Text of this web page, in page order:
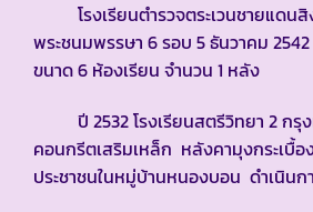
โรงเรียนตำรวจตระเวนชายแดนสิง
พระชนมพรรษา 6 รอบ 5 ธันวาคม
ขนาด 6 ห้องเรียน จำนวน 1 หลัง
ปี 2532 โรงเรียนสตรีวิทยา 2 กรุง
คอนกรีตเสริมเหล็ก หลังคามุงกระเบื้อ
ประชาชนในหมู่บ้านหนองบอน ดำเนินก